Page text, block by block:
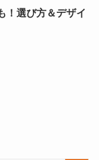
！選び方＆デザイ